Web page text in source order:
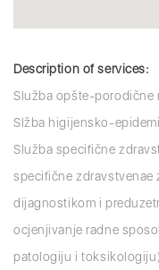
Description of services:
Služba opšte-porodične
Slžba higijensko-
Služba specifične
specifične
dijagnostikom i
ocjenjivanje radne
patologiju i toksikologiju)